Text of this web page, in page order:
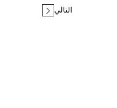
التالي